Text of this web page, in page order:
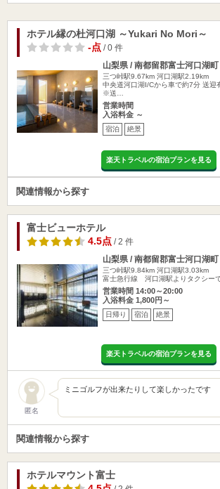
ホテル縁の杜河口湖 ～Yukari No Mori～
-点/ 0 件
山梨県 / 南都留郡富士河口湖町
三つ峠駅9.67km 河口湖駅2.19km
中央道河口湖I/Cから車で約7分 送
※送…
営業時間
入浴料金 ～
宿泊 絶景
楽天トラベルの宿泊プランを見る
関連情報から探す
富士ビューホテル
4.5点/ 2 件
山梨県 / 南都留郡富士河口湖町
三つ峠駅9.84km 河口湖駅3.03km
富士急行線 河口湖駅よりタクシー
営業時間 14:00～20:00
入浴料金 1,800円～
日帰り 宿泊 絶景
楽天トラベルの宿泊プランを見る
匿名
ミニゴルフが出来たりして楽しかったです
関連情報から探す
ホテルマウント富士